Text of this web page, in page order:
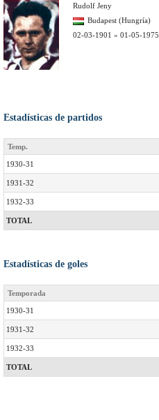
Rudolf Jeny
Budapest (Hungría)
02-03-1901 » 01-05-1975
Estadísticas de partidos
Temp.
1930-31
1931-32
1932-33
TOTAL
Estadísticas de goles
Temporada
1930-31
1931-32
1932-33
TOTAL